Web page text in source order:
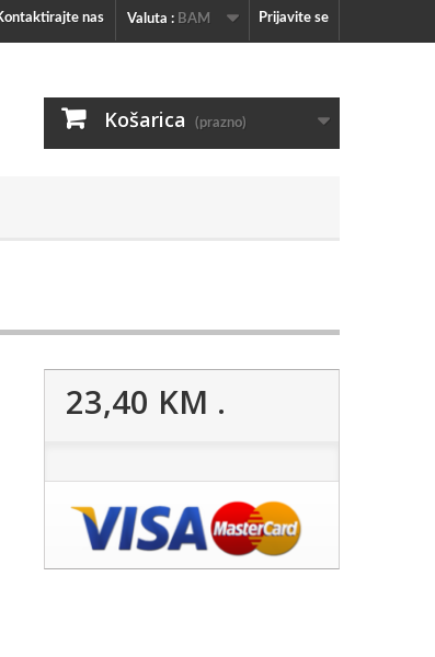
Prijavite se
Valuta : BAM
nas
Košarica (prazno)
23,40 KM .